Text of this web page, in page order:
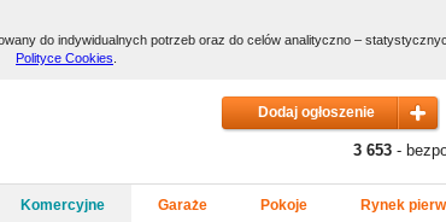
do indywidualnych potrzeb oraz do celów analityczno –
Polityce Cookies
3 653 -
Komercyjne Garaże Pokoje Rynek